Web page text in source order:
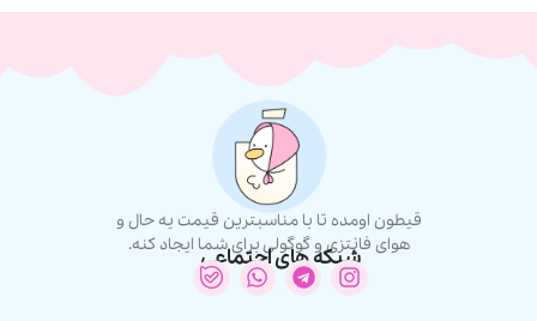
قیطون اومده تا با مناسبترین قیمت یه حال و
هوای فانتزی و گوگولی برای شما ایجاد کنه.
شبکه های اجتماعی